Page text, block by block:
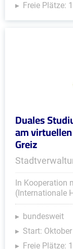
Freie Plätze: 1
Duales
am
Greiz
In Kooperation
(Internationale
bundesweit
Start:
Freie Plätze: 1